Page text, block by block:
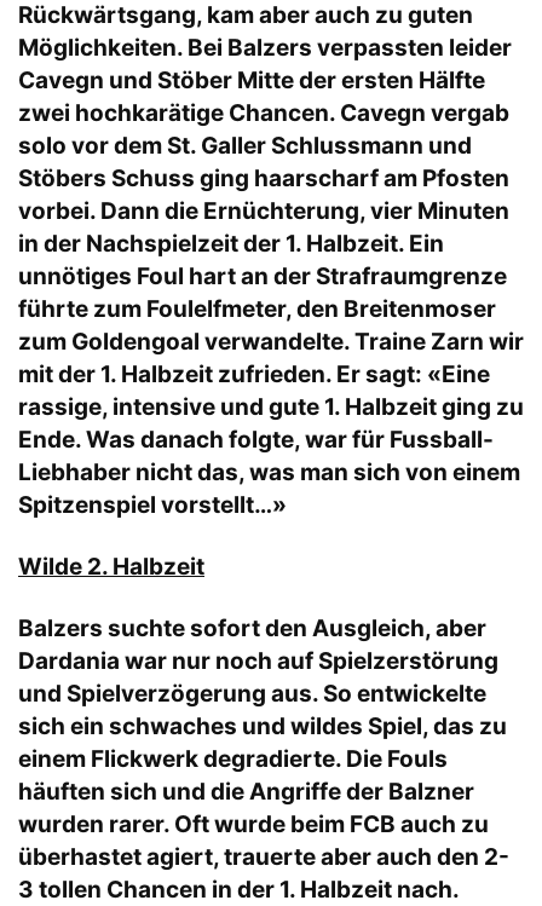
Rückwärtsgang, kam aber auch zu guten
Möglichkeiten. Bei Balzers verpassten leider
Cavegn und Stöber Mitte der ersten Hälfte
zwei hochkarätige Chancen. Cavegn vergab
solo vor dem St. Galler Schlussmann und
Stöbers Schuss ging haarscharf am Pfosten
vorbei. Dann die Ernüchterung, vier Minuten
in der Nachspielzeit der 1. Halbzeit. Ein
unnötiges Foul hart an der Strafraumgrenze
führte zum Foulelfmeter, den Breitenmoser
zum Goldengoal verwandelte. Traine Zarn wir
mit der 1. Halbzeit zufrieden. Er sagt: «Eine
rassige, intensive und gute 1. Halbzeit ging zu
Ende. Was danach folgte, war für Fussball-
Liebhaber nicht das, was man sich von einem
Spitzenspiel vorstellt…»
Wilde 2. Halbzeit
Balzers suchte sofort den Ausgleich, aber
Dardania war nur noch auf Spielzerstörung
und Spielverzögerung aus. So entwickelte
sich ein schwaches und wildes Spiel, das zu
einem Flickwerk degradierte. Die Fouls
häuften sich und die Angriffe der Balzner
wurden rarer. Oft wurde beim FCB auch zu
überhastet agiert, trauerte aber auch den 2-
3 tollen Chancen in der 1. Halbzeit nach.